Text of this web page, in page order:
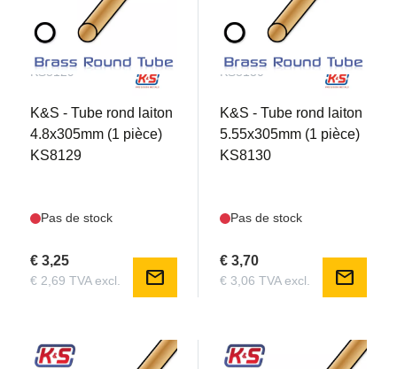
KS8129
K&S - Tube rond laiton
4.8x305mm (1 pièce)
KS8129
Pas de stock
€ 3,25
€ 2,69 TVA excl. mail
KS8130
K&S - Tube rond laiton
5.55x305mm (1 pièce)
KS8130
Pas de stock
€ 3,70
€ 3,06 TVA excl. mail